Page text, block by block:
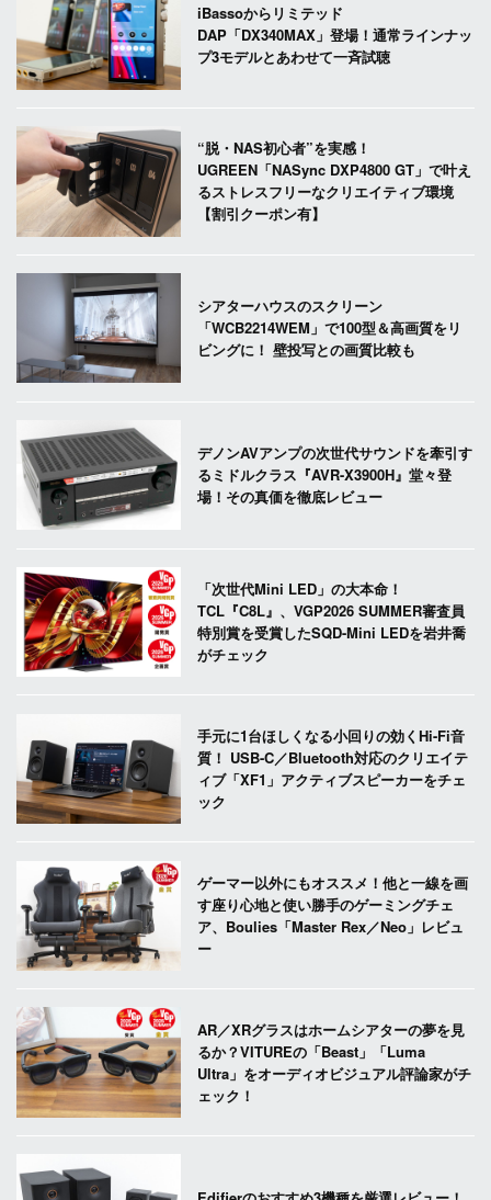
iBassoからリミテッド
DAP「DX340MAX」登場！通常ラインナッ
プ3モデルとあわせて一斉試聴
“脱・NAS初心者”を実感！
UGREEN「NASync DXP4800 GT」で叶え
るストレスフリーなクリエイティブ環境
【割引クーポン有】
シアターハウスのスクリーン
「WCB2214WEM」で100型＆高画質をリ
ビングに！ 壁投写との画質比較も
デノンAVアンプの次世代サウンドを牽引す
るミドルクラス『AVR-X3900H』堂々登
場！その真価を徹底レビュー
「次世代Mini LED」の大本命！
TCL『C8L』、VGP2026 SUMMER審査員
特別賞を受賞したSQD-Mini LEDを岩井喬
がチェック
手元に1台ほしくなる小回りの効くHi-Fi音
質！ USB-C／Bluetooth対応のクリエイテ
ィブ「XF1」アクティブスピーカーをチェ
ック
ゲーマー以外にもオススメ！他と一線を画
す座り心地と使い勝手のゲーミングチェ
ア、Boulies「Master Rex／Neo」レビュ
ー
AR／XRグラスはホームシアターの夢を見
るか？VITUREの「Beast」「Luma
Ultra」をオーディオビジュアル評論家がチ
ェック！